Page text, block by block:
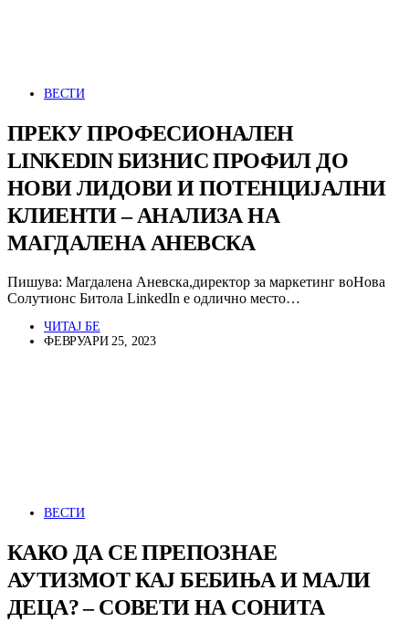
ВЕСТИ
ПРЕКУ ПРОФЕСИОНАЛЕН
LINKEDIN БИЗНИС ПРОФИЛ ДО
НОВИ ЛИДОВИ И ПОТЕНЦИЈАЛНИ
КЛИЕНТИ – АНАЛИЗА НА
МАГДАЛЕНА АНЕВСКА
Пишува: Магдалена Аневска,директор за маркетинг воНова
Солутионс Битола LinkedIn е одлично место…
ЧИТАЈ БЕ
ФЕВРУАРИ 25, 2023
ВЕСТИ
КАКО ДА СЕ ПРЕПОЗНАЕ
АУТИЗМОТ КАЈ БЕБИЊА И МАЛИ
ДЕЦА? – СОВЕТИ НА СОНИТА